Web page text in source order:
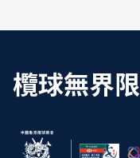
欖球無界限